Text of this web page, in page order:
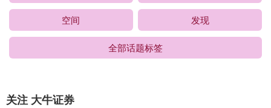
空间 发现
全部话题标签
关注 大牛证券